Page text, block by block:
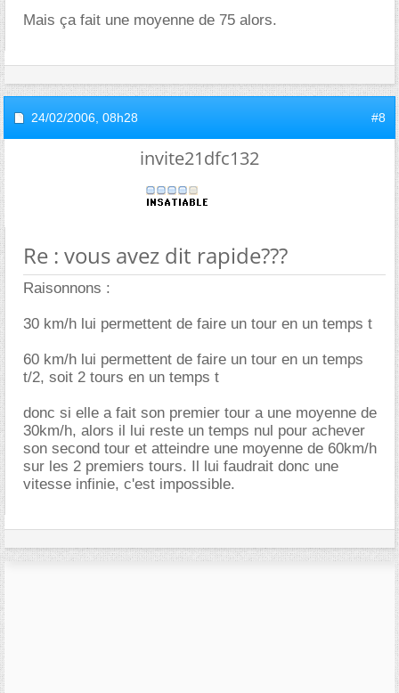
Mais ça fait une moyenne de 75 alors.
24/02/2006, 08h28 #8
invite21dfc132
Re : vous avez dit rapide???
Raisonnons :
30 km/h lui permettent de faire un tour en un temps t
60 km/h lui permettent de faire un tour en un temps
t/2, soit 2 tours en un temps t
donc si elle a fait son premier tour a une moyenne de
30km/h, alors il lui reste un temps nul pour achever
son second tour et atteindre une moyenne de 60km/h
sur les 2 premiers tours. Il lui faudrait donc une
vitesse infinie, c'est impossible.